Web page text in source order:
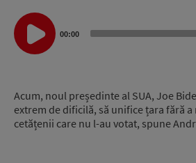
Audio
Player
00:00
Acum, noul președinte al SUA, Joe
extrem de dificilă, să unifice țara fără
cetățenii care nu l-au votat, spune